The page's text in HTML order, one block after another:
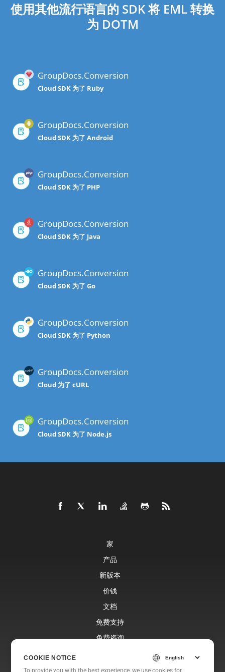
使用其他流行语言的 SDK 将 EML 转换
为 DOTM
GroupDocs.Conversion
Cloud SDK 为了 Ruby
GroupDocs.Conversion
Cloud SDK 为了 Android
GroupDocs.Conversion
Cloud SDK 为了 PHP
GroupDocs.Conversion
Cloud SDK 为了 Java
GroupDocs.Conversion
Cloud SDK 为了 Go
GroupDocs.Conversion
Cloud SDK 为了 Python
GroupDocs.Conversion
Cloud 为了 cURL
GroupDocs.Conversion
Cloud SDK 为了 Node.js
家
产品
新版本
价钱
文档
免费支持
免费咨询
网站
COOKIE NOTICE
To provide you with the best experience, we use cookies for